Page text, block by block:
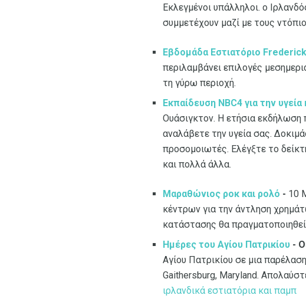
Εκλεγμένοι υπάλληλοι. ο
συμμετέχουν μαζί με τους
Εβδομάδα Εστιατόριο Frederick
περιλαμβάνει επιλογές
τη γύρω περιοχή.
Εκπαίδευση NBC4 για την
Ουάσιγκτον. Η ετήσια εκδήλωση
αναλάβετε την υγεία σας.
προσομοιωτές. Ελέγξτε το
και πολλά άλλα.
Μαραθώνιος ροκ και ρολό - 10
κέντρων για την άντληση
κατάστασης θα
Ημέρες του Αγίου Πατρικίου -
Αγίου Πατρικίου σε μια
Gaithersburg, Maryland.
ιρλανδικά εστιατόρια και παμπ